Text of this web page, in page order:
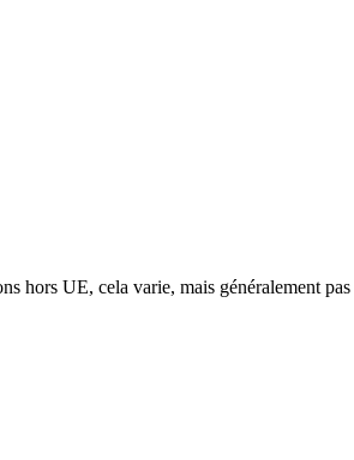
hors UE, cela varie, mais généralement pas